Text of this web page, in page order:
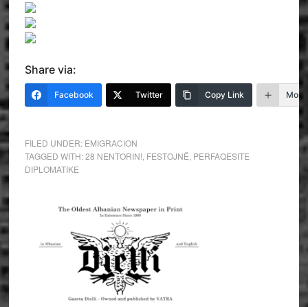
Share via:
Facebook Twitter Copy Link More
FILED UNDER: EMIGRACION
TAGGED WITH:28 NENTORIN! FESTOJNË PERFAQESITE
DIPLOMATIKE